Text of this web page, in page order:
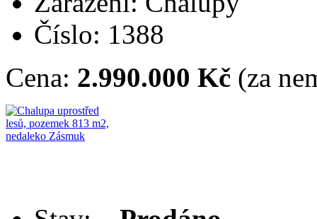
Číslo: 1388
Cena: 2.990.000 Kč (za